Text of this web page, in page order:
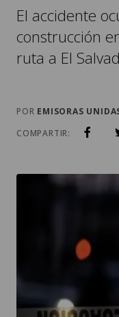
El accidente
construcción
ruta a El
POR EMISORAS
COMPARTIR: